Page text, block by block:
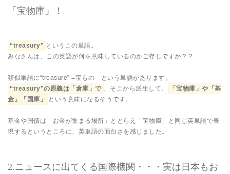
「宝物庫」！
“treasury” というこの単語。
みなさんは、この英語が何を意味しているのかご存じですか？？
類似単語に“treasure” =宝もの という単語があります。
“treasury”の原義は「倉庫」で 、そこから派生して、
「宝物庫」や「基
金」「国庫」
という意味になるそうです。
基金や国債は「お金が集まる場所」ととらえ「宝物庫」と同じ英単語で表
現するというところに、英単語の面白さを感じました。
2.ニュースに出てくる国際機関・・・実は日本もお